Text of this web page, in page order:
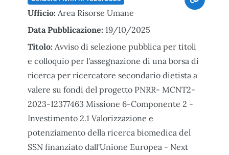
Ufficio: Area Risorse Umane
Data Pubblicazione: 19/10/2025
Titolo: Avviso di selezione pubblica per titoli
e colloquio per l'assegnazione di una borsa di
ricerca per ricercatore secondario dietista a
valere su fondi del progetto PNRR- MCNT2-
2023-12377463 Missione 6-Componente 2 -
Investimento 2.1 Valorizzazione e
potenziamento della ricerca biomedica del
SSN finanziato dall'Unione Europea - Next